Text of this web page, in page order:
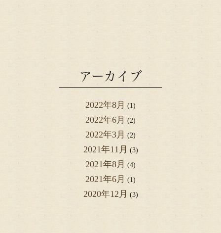
アーカイブ
2022年8月 (1)
2022年6月 (2)
2022年3月 (2)
2021年11月 (3)
2021年8月 (4)
2021年6月 (1)
2020年12月 (3)